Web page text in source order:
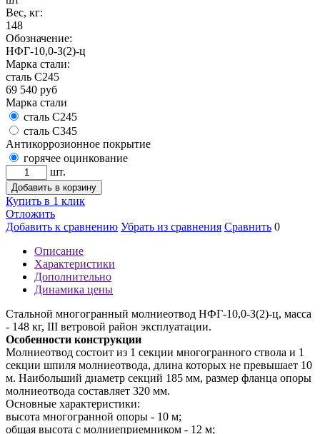
Вес, кг:
148
Обозначение:
НФГ-10,0-З(2)-ц
Марка стали:
сталь С245
69 540 руб
Марка стали
сталь С245
сталь С345
Антикоррозионное покрытие
горячее оцинкование
шт.
Добавить в корзину
Купить в 1 клик
Отложить
Добавить к сравнению Убрать из сравнения Сравнить 0
Описание
Характеристики
Дополнительно
Динамика цены
Стальной многогранный молниеотвод НФГ-10,0-З(2)-ц, масса
- 148 кг, III ветровой район эксплуатации.
Особенности конструкции
Молниеотвод состоит из 1 секции многогранного ствола и 1
секции шпиля молниеотвода, длина которых не превышает 10
м. Наибольший диаметр секций 185 мм, размер фланца опоры
молниеотвода составляет 320 мм.
Основные характеристики:
высота многогранной опоры - 10 м;
общая высота с молниеприемником - 12 м;